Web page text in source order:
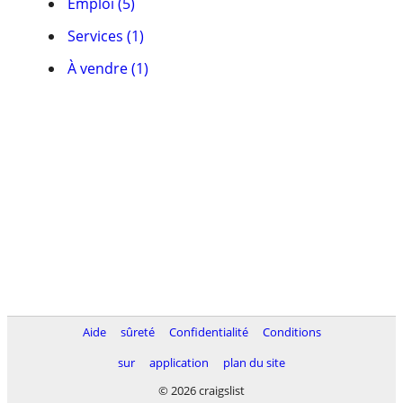
Services (1)
À vendre (1)
Aide sûreté Confidentialité
Conditions
sur
application
plan du site
© 2026 craigslist